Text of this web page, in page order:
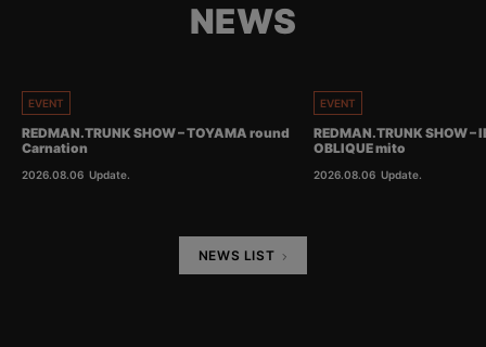
NEWS
EVENT
REDMAN.TRUNK SHOW – TOYAMA round
Carnation
2026.08.06 Update.
EVENT
REDMAN.TRUNK SHOW
OBLIQUE mito
2026.08.06 Update.
NEWS LIST